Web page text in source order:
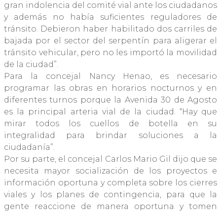
gran indolencia del comité vial ante los ciudadanos
y además no había suficientes reguladores de
tránsito. Debieron haber habilitado dos carriles de
bajada por el sector del serpentín para aligerar el
tránsito vehicular, pero no les importó la movilidad
de la ciudad”.
Para la concejal Nancy Henao, es necesario
programar las obras en horarios nocturnos y en
diferentes turnos porque la Avenida 30 de Agosto
es la principal arteria vial de la ciudad. “Hay que
mirar todos los cuellos de botella en su
integralidad para brindar soluciones a la
ciudadanía”.
Por su parte, el concejal Carlos Mario Gil dijo que se
necesita mayor socialización de los proyectos e
información oportuna y completa sobre los cierres
viales y los planes de contingencia, para que la
gente reaccione de manera oportuna y tomen